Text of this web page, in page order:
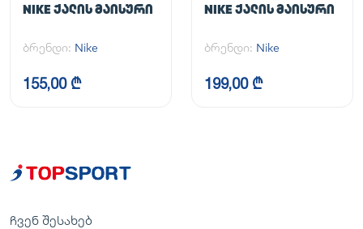
NIKE ᲥᲐᲚᲘᲡ ᲛᲐᲘᲡᲣᲠᲘ
ბრენდი: Nike
155,00 ₾
NIKE ᲥᲐᲚᲘᲡ ᲛᲐᲘᲡᲣᲠᲘ
ბრენდი: Nike
199,00 ₾
ჩვენ შესახებ